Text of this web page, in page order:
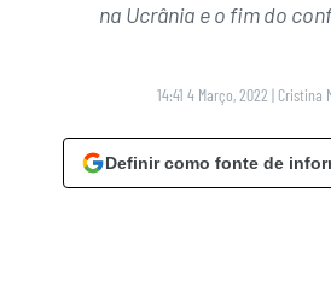
na Ucrânia e o fim do
14:41 4 Março, 2022 | Cristina
Definir como fonte de